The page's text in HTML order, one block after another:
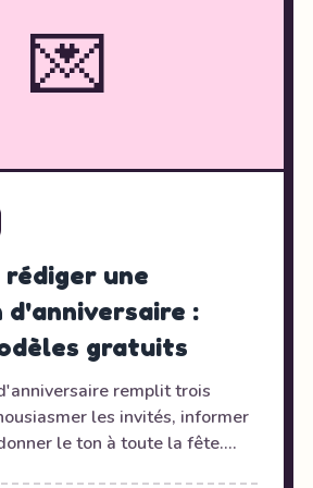
💌
rédiger une
:
gratuits
remplit trois
les invités, informer
le ton à toute la fête.